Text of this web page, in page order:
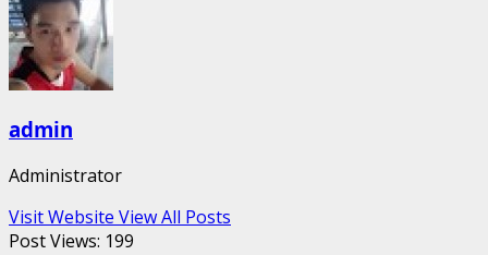
admin
Administrator
Visit Website View All Posts
Post Views: 199